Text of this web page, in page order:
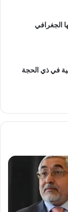
الجغرافي
في ذي الحجة